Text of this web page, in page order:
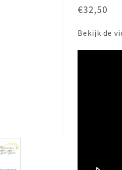
€32,50
Bekijk de